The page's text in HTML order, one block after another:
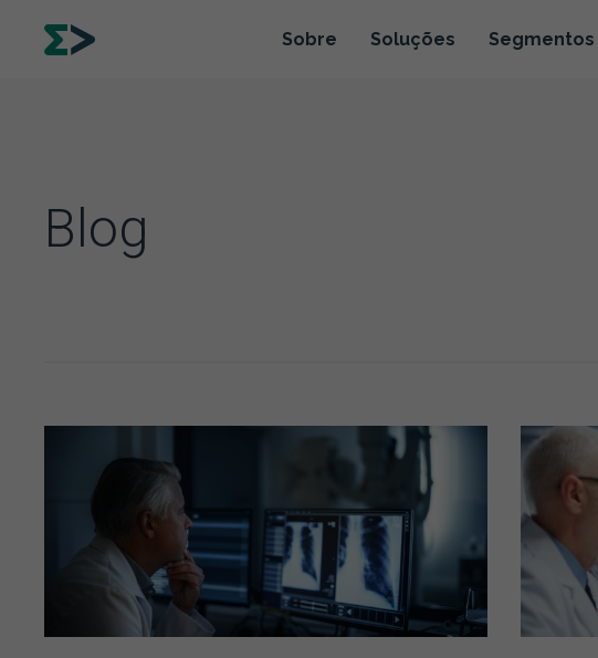
Sobre Soluções Segmentos
Blog